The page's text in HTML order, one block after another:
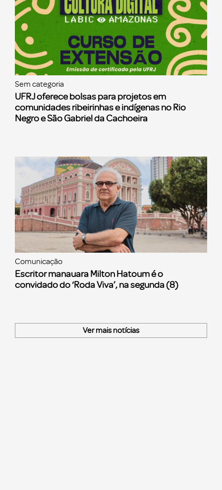
Sem categoria
UFRJ oferece bolsas para projetos em
comunidades ribeirinhas e indígenas no Rio
Negro e São Gabriel da Cachoeira
Comunicação
Escritor manauara Milton Hatoum é o
convidado do ‘Roda Viva’, na segunda (8)
Ver mais notícias